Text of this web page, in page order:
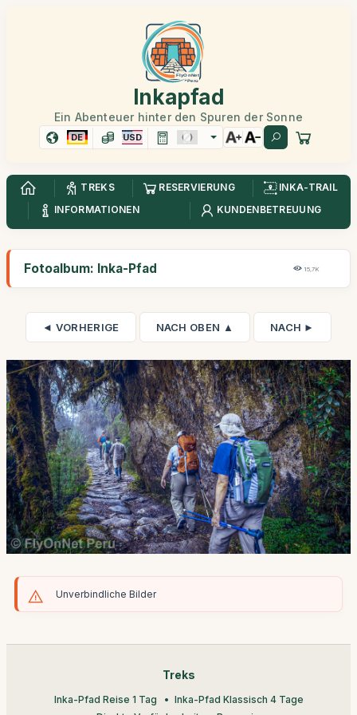
Inkapfad
Ein Abenteuer hinter den Spuren der Sonne
DE USD
TREKS RESERVIERUNG
INKA-TRAIL
INFORMATIONEN
KUNDENBETREUUNG
Fotoalbum: Inka-Pfad 15,7K
◄ VORHERIGE NACH OBEN ▲ NACH ►
Unverbindliche Bilder
Treks
Inka-Pfad Reise 1 Tag
Inka-Pfad Klassisch 4 Tage